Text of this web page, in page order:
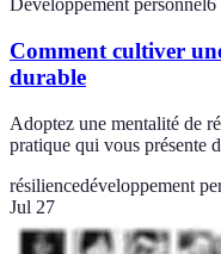
Développement personnel6
Comment cultiver
durable
Adoptez une mentalité de
pratique qui vous présente
résiliencedéveloppement
Jul 27